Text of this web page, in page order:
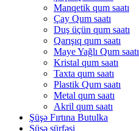
Manqetik qum saatı
Çay Qum saatı
Duş üçün qum saatı
Qarışıq qum saatı
Maye Yağlı Qum saatı
Kristal qum saatı
Taxta qum saatı
Plastik Qum saatı
Metal qum saatı
Akril qum saatı
Şüşə Fırtına Butulka
Şüşə sürfəsi